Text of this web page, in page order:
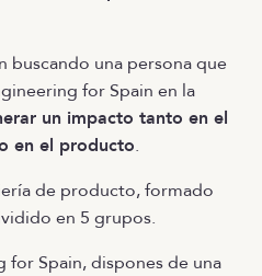
buscando una persona que
for Spain en la
un impacto tanto en el
en el producto.
de producto, formado
en 5 grupos.
Spain, dispones de una